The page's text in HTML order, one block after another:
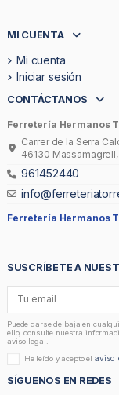
MI CUENTA
Mi cuenta
Iniciar sesión
CONTÁCTANOS
Ferretería Hermanos
Carrer de la Serra
46130
961452440
Ferretería Hermanos
SUSCRÍBETE A
Puede darse de baja en
ello, consulte nuestra
aviso legal.
He leído y acepto elaviso
SÍGUENOS EN REDES